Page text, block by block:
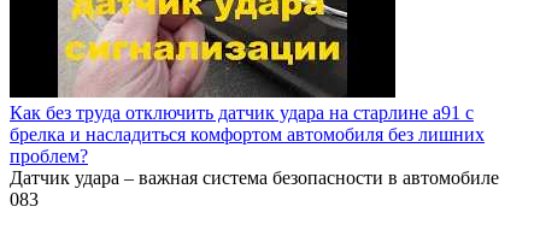
Как без труда отключить датчик удара на старлине а91 с
брелка и насладиться комфортом автомобиля без лишних
проблем?
Датчик удара – важная система безопасности в автомобиле
083